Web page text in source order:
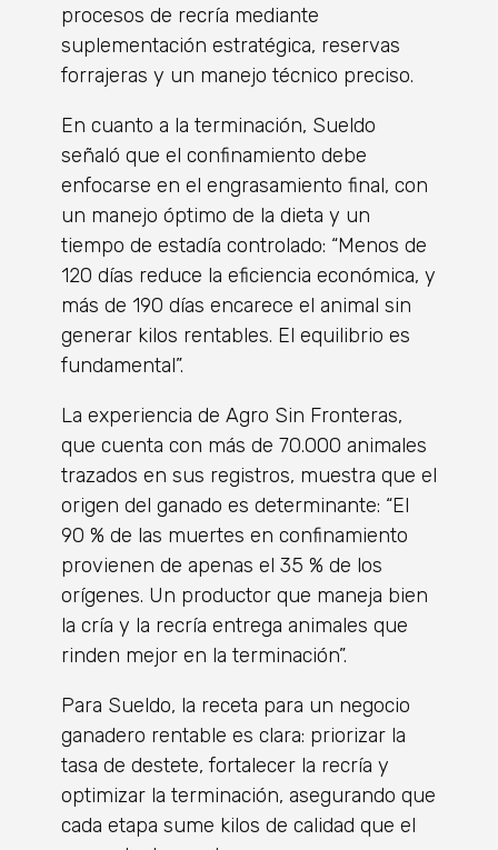
procesos de recría mediante
suplementación estratégica, reservas
forrajeras y un manejo técnico preciso.
En cuanto a la terminación, Sueldo
señaló que el confinamiento debe
enfocarse en el engrasamiento final, con
un manejo óptimo de la dieta y un
tiempo de estadía controlado: “Menos de
120 días reduce la eficiencia económica, y
más de 190 días encarece el animal sin
generar kilos rentables. El equilibrio es
fundamental”.
La experiencia de Agro Sin Fronteras,
que cuenta con más de 70.000 animales
trazados en sus registros, muestra que el
origen del ganado es determinante: “El
90 % de las muertes en confinamiento
provienen de apenas el 35 % de los
orígenes. Un productor que maneja bien
la cría y la recría entrega animales que
rinden mejor en la terminación”.
Para Sueldo, la receta para un negocio
ganadero rentable es clara: priorizar la
tasa de destete, fortalecer la recría y
optimizar la terminación, asegurando que
cada etapa sume kilos de calidad que el